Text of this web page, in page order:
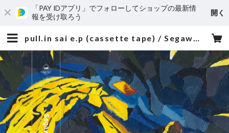
「PAY IDアプリ」でフォローしてショップの最新情
報を受け取ろう
開く
pull.in sai e.p (cassette tape) / Segawa Tatsuya | roph recordings store